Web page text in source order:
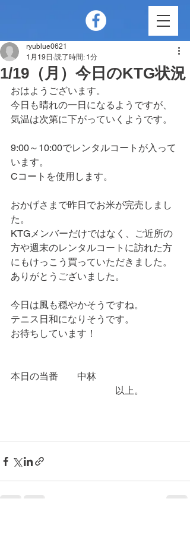
1/19（月）今日のKTG状況
ryublue0621
1月19日 読了時間: 1分
おはようございます。
今日も晴れの一日になるようですが、
気温は次第に下がっていくようです。
9:00～10:00でレンタルコートが入って
います。
Cコートを使用します。
おかげさまで昨日でお米が完売しまし
た。
KTGメンバーだけではなく、ご近所の
方や週末のレンタルコートに訪れた方
にもけっこう買っていただきました。
ありがとうございました。
今日は風も穏やかそうですね。
テニス日和になりそうです。
お待ちしています！
本日の当番　　中林
以上。